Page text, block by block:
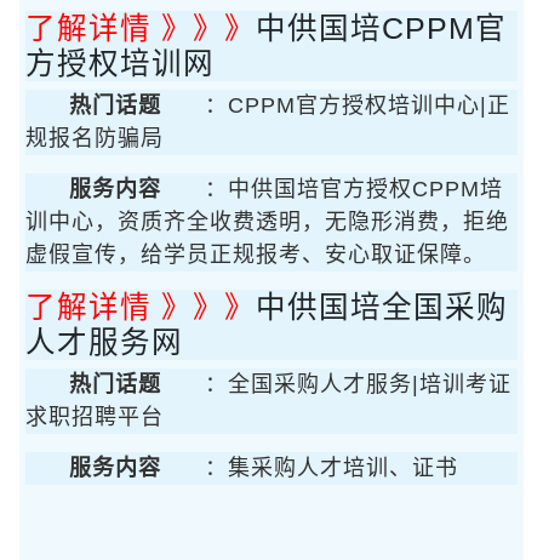
了解详情 》》》 中供国培CPPM官
方授权培训网
热门话题
：CPPM官方授权培训中心|正
规报名防骗局
服务内容
：中供国培官方授权CPPM培
训中心，资质齐全收费透明，无隐形消费，拒绝
虚假宣传，给学员正规报考、安心取证保障。
了解详情 》》》 中供国培全国采购
人才服务网
热门话题
：全国采购人才服务|培训考证
求职招聘平台
服务内容 ：集采购人才培训、证书